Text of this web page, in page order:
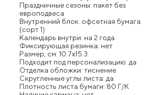
Праздничные сезоны: пакет без
европодвеса
Внутренний блок: офсетная бумага
(сорт 1)
Календарь внутри: на 2 года
Фиксирующая резинка: нет
Размер, см: 10.7x15.3
Подходит под персонализацию: да
Отделка обложки: тиснение
Скругленные углы листа: да
Плотность листа бумаги: 80 Г/К